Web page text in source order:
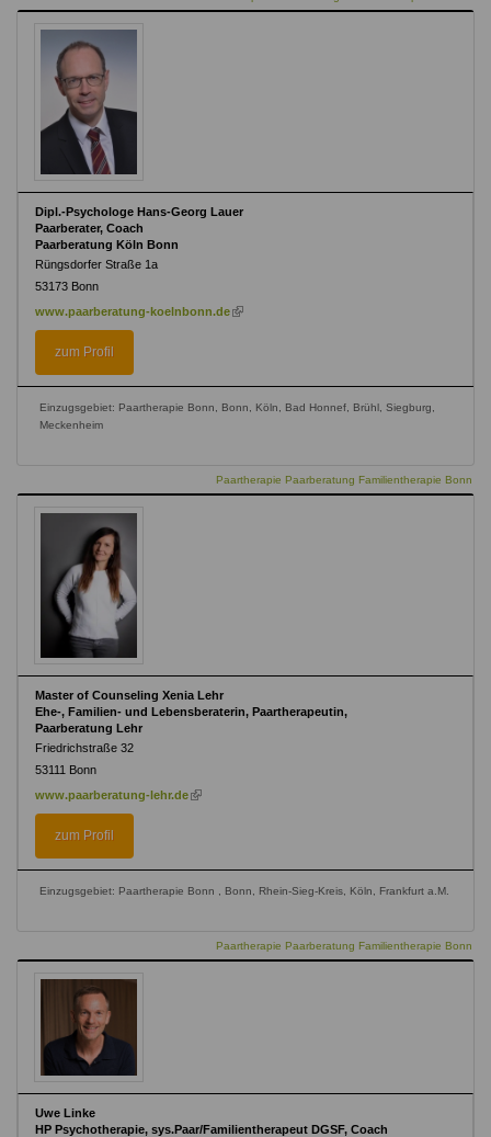
Dipl.-Psychologe Hans-Georg Lauer
Paarberater, Coach
Paarberatung Köln Bonn
Rüngsdorfer Straße 1a
53173 Bonn
www.paarberatung-koelnbonn.de (link
zum Profil
Einzugsgebiet: Paartherapie Bonn, Bonn, Köln, Bad Honnef, Brühl, Siegburg,
Meckenheim
Paartherapie Paarberatung Familientherapie Bonn
Master of Counseling Xenia Lehr
Ehe-, Familien- und Lebensberaterin, Paartherapeutin,
Paarberatung Lehr
Friedrichstraße 32
53111 Bonn
www.paarberatung-lehr.de (link
zum Profil
Einzugsgebiet: Paartherapie Bonn , Bonn, Rhein-Sieg-Kreis, Köln, Frankfurt a.M.
Paartherapie Paarberatung Familientherapie Bonn
Uwe Linke
HP Psychotherapie, sys.Paar/Familientherapeut DGSF, Coach